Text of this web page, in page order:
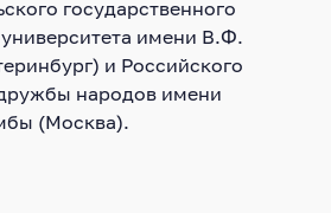
государственного
имени В.Ф.
и Российского
народов имени
(Москва).